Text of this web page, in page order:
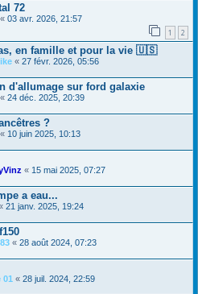
72
« 03 avr. 2026, 21:57
1 2
en famille et pour la vie 🇺🇸
« 27 févr. 2026, 05:56
d'allumage sur ford galaxie
« 24 déc. 2025, 20:39
?
« 10 juin 2025, 10:13
« 15 mai 2025, 07:27
a eau...
21 janv. 2025, 19:24
« 28 août 2024, 07:23
01 « 28 juil. 2024, 22:59